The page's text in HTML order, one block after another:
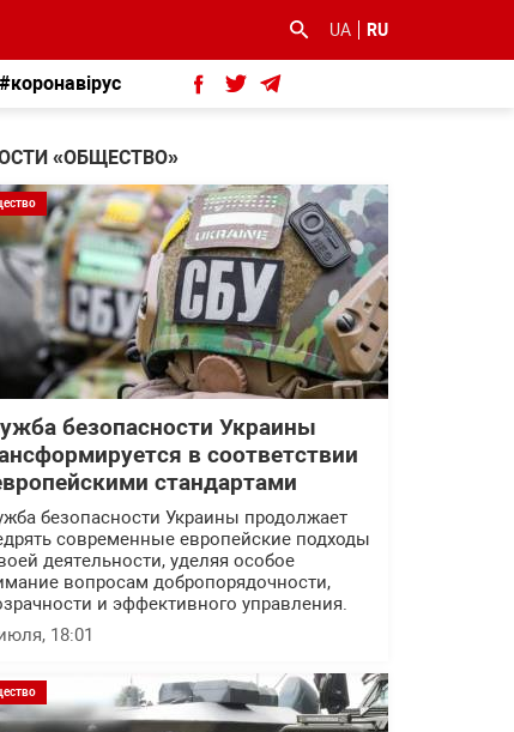
UA RU
#коронавірус
«ОБЩЕСТВО»
безопасности Украины
в соответствии
стандартами
безопасности Украины продолжает
современные европейские подходы
деятельности, уделяя особое
вопросам добропорядочности,
и эффективного управления.
18:01